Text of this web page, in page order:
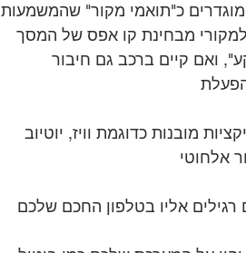
כ"תואמי מקור" שהמשמעות
מבחינת קו אפס של המסך
ואם קיים ברכב גם חיבור
מובנות כדוגמת וויז, יוטיוב
אלחוטי
אליו בטלפון החכם שלכם